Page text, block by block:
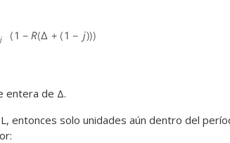
entera de Δ.
entonces solo unidades aún dentro del